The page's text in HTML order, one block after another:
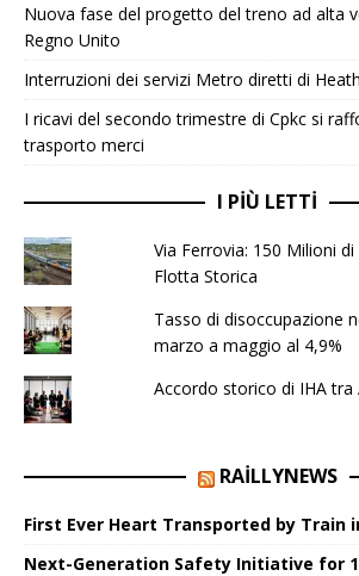
Nuova fase del progetto del treno ad alta
Regno Unito
Interruzioni dei servizi Metro diretti di
I ricavi del secondo trimestre di Cpkc si
trasporto merci
I PIÙ LETTI
Via Ferrovia: 150 Milioni
Flotta Storica
Tasso di disoccupazione
marzo a maggio al 4,9%
Accordo storico di IHA tra
RAILLYNEWS
First Ever Heart Transported by Train
Next-Generation Safety Initiative for